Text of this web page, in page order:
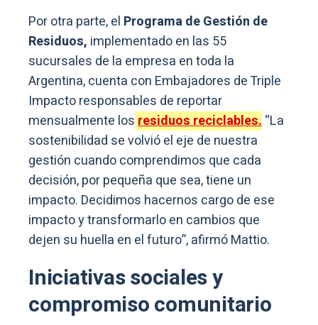
Por otra parte, el Programa de Gestión de
Residuos, implementado en las 55
sucursales de la empresa en toda la
Argentina, cuenta con Embajadores de Triple
Impacto responsables de reportar
mensualmente losresiduos reciclables.“La
sostenibilidad se volvió el eje de nuestra
gestión cuando comprendimos que cada
decisión, por pequeña que sea, tiene un
impacto. Decidimos hacernos cargo de ese
impacto y transformarlo en cambios que
dejen su huella en el futuro”, afirmó Mattio.
Iniciativas sociales y
compromiso comunitario